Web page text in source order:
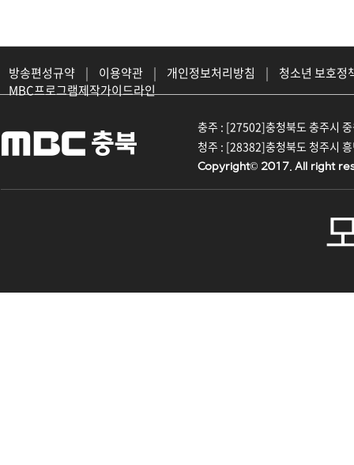
방송편성규약 | 이용약관 | 개인정보처리방침 |
청소년 보호정
MBC프로그램제작가이드라인
충주 : [27502]충청북도 충주시
청주 : [28382]충청북도 청주시
Copyright© 2017. All right